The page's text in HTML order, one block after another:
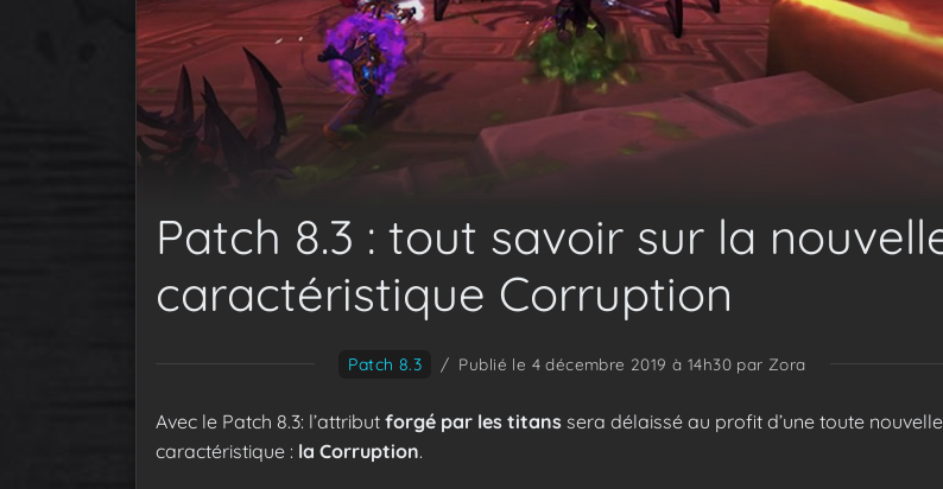
Patch 8.3 : tout savoir sur la
caractéristique Corruption
Patch 8.3 / Publié le 4 décembre 2019 à 14h30par Zora
Avec le Patch 8.3: l’attribut forgé par les titans sera délaissé au profit d’une toute nouvelle
caractéristique : la Corruption.